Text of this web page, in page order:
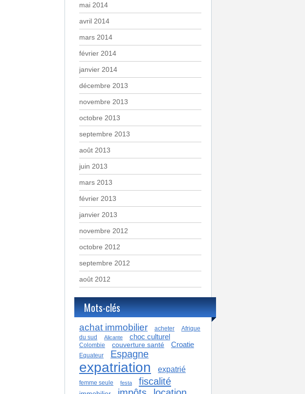
mai 2014
avril 2014
mars 2014
février 2014
janvier 2014
décembre 2013
novembre 2013
octobre 2013
septembre 2013
août 2013
juin 2013
mars 2013
février 2013
janvier 2013
novembre 2012
octobre 2012
septembre 2012
août 2012
Mots-clés
achat immobilier acheter
Afrique
du sud
Alicante choc culturel
Colombie couverture santé Croatie
Equateur Espagne
expatriation expatrié
femme seule festa fiscalité